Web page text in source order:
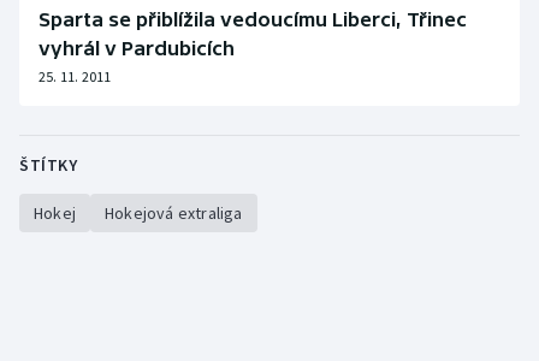
Triatlon
Veslování
Sparta se přiblížila vedoucímu Liberci, Třinec
vyhrál v Pardubicích
25. 11. 2011
ŠTÍTKY
Hokej Hokejová extraliga